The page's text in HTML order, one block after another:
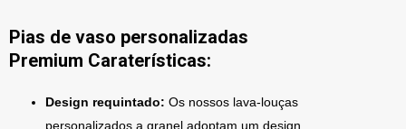
Pias de vaso personalizadas
Premium Caraterísticas:
Design requintado: Os nossos lava-louças
personalizados a granel adoptam um design